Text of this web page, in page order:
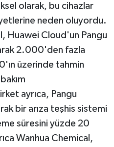
olarak, bu cihazlar
neden oluyordu.
Huawei Cloud'un Pangu
2.000'den fazla
üzerinde tahmin
ayrıca, Pangu
bir arıza teşhis sistemi
süresini yüzde 20
Wanhua Chemical,